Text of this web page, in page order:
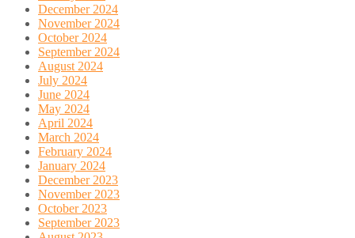
December 2024
November 2024
October 2024
September 2024
August 2024
July 2024
June 2024
May 2024
April 2024
March 2024
February 2024
January 2024
December 2023
November 2023
October 2023
September 2023